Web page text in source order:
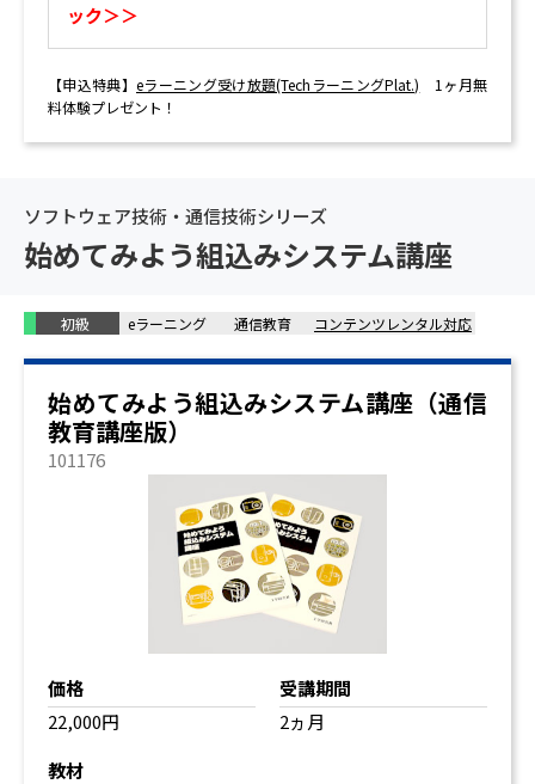
ック＞＞
【申込特典】 eラーニング受け放題(TechラーニングPlat.) 1ヶ月無
料体験プレゼント！
ソフトウェア技術・通信技術シリーズ
始めてみよう組込みシステム講座
初級 eラーニング 通信教育 コンテンツレンタル対応
始めてみよう組込みシステム講座（通信
教育講座版）
101176
価格
22,000円
受講期間
2ヵ月
教材